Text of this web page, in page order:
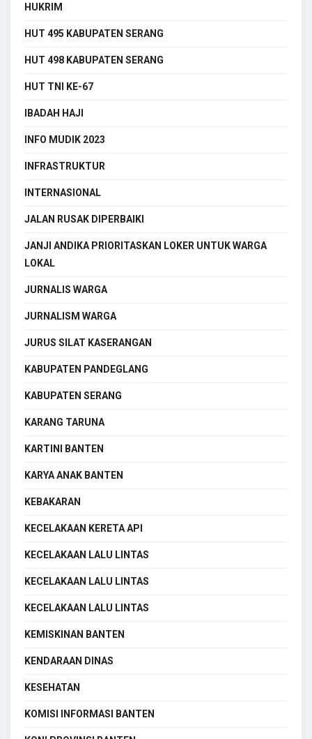
HUKRIM
HUT 495 KABUPATEN SERANG
HUT 498 KABUPATEN SERANG
HUT TNI KE-67
IBADAH HAJI
INFO MUDIK 2023
INFRASTRUKTUR
INTERNASIONAL
JALAN RUSAK DIPERBAIKI
JANJI ANDIKA PRIORITASKAN LOKER UNTUK WARGA
LOKAL
JURNALIS WARGA
JURNALISM WARGA
JURUS SILAT KASERANGAN
KABUPATEN PANDEGLANG
KABUPATEN SERANG
KARANG TARUNA
KARTINI BANTEN
KARYA ANAK BANTEN
KEBAKARAN
KECELAKAAN KERETA API
KECELAKAAN LALU LINTAS
KECELAKAAN LALU LINTAS
KECELAKAAN LALU LINTAS
KEMISKINAN BANTEN
KENDARAAN DINAS
KESEHATAN
KOMISI INFORMASI BANTEN